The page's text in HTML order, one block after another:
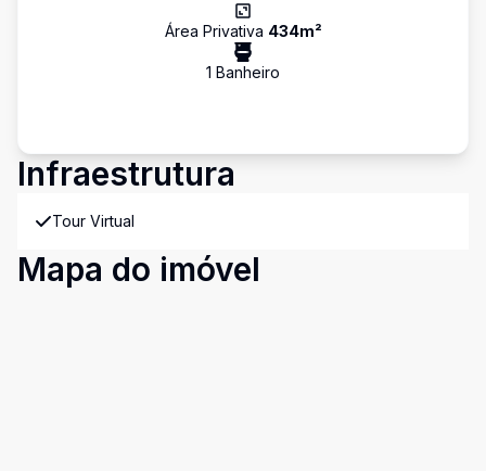
Área Privativa 434m²
1 Banheiro
Infraestrutura
Tour Virtual
Mapa do imóvel